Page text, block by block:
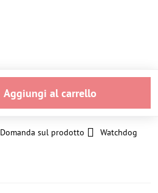
Aggiungi al carrello
Domanda sul prodotto
Watchdog